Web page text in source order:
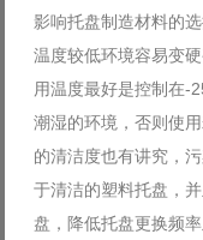
影响托盘制造材料的
温度较低环境容易变
用温度最好是控制在-
潮湿的环境，否则使
的清洁度也有讲究，
于清洁的塑料托盘，
盘，降低托盘更换频